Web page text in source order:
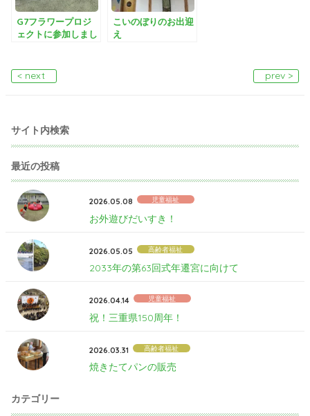
G7フラワープロジ
ェクトに参加しまし
こいのぼりのお出迎
え
< next prev >
サイト内検索
最近の投稿
2026.05.08 児童福祉
お外遊びだいすき！
2026.05.05 高齢者福祉
2033年の第63回式年遷宮に向けて
2026.04.14 児童福祉
祝！三重県150周年！
2026.03.31 高齢者福祉
焼きたてパンの販売
カテゴリー